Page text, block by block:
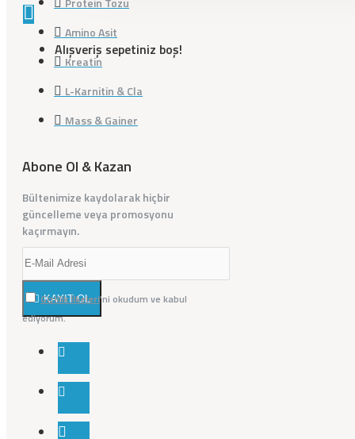
Alışveriş sepetiniz boş!
Amino Asit
Kreatin
L-Karnitin & Cla
Mass & Gainer
Abone Ol & Kazan
Bültenimize kaydolarak hiçbir
güncelleme veya promosyonu
kaçırmayın.
KAYIT OL
Gizlilik İlkeleri'ni okudum ve kabul
ediyorum.